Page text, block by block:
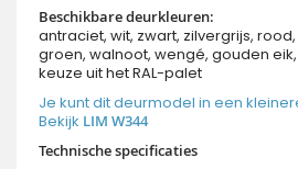
Beschikbare deurkleuren:
antraciet, wit, zwart, zilvergrijs,
groen, walnoot, wengé, gouden
keuze uit het RAL-palet
Je kunt dit deurmodel in een
Bekijk LIM W344
Technische specificaties